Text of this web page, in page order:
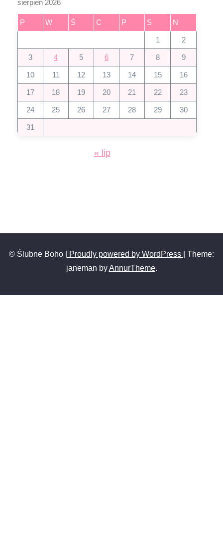
sierpień 2026
P W Ś C P S N
1 2
3 4 5 6 7 8 9
10 11 12 13 14 15 16
17 18 19 20 21 22 23
24 25 26 27 28 29 30
31
« lip
© Ślubne Boho | Proudly powered by WordPress
Theme:
janeman byAnnurTheme.